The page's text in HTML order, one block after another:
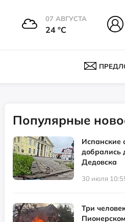
07 АВГУСТА
24 °С
Популярные
Испанские
добрались
Дедовска
30 июля
Три